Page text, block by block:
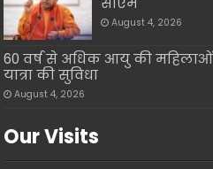
August 4, 2026
60 वर्ष से अधिक आयु की
यात्रा की सुविधा
August 4, 2026
Our Visits